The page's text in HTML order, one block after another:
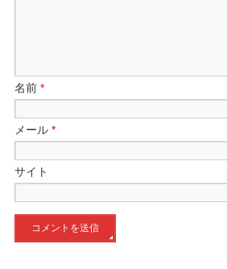
名前*
メール*
サイト